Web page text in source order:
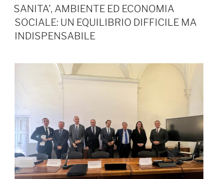
IL
SANITA’, AMBIENTE ED ECONOMIA
SOCIALE: UN EQUILIBRIO DIFFICILE MA
INDISPENSABILE